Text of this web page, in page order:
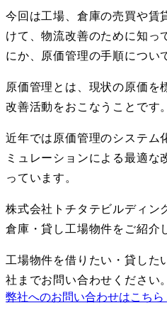
今回は工場、倉庫の売買や賃
けて、物流改善のために知っ
にか、原価管理の手順につい
原価管理とは、現状の原価を
改善活動をおこなうことです。
近年では原価管理のシステム
ミュレーションによる最適な
っています。
株式会社トチタテビルディン
倉庫・貸し工場物件をご紹介
工場物件を借りたい・貸した
社までお問い合わせください。
弊社へのお問い合わせはこちら